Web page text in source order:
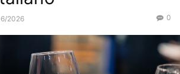
2026 0